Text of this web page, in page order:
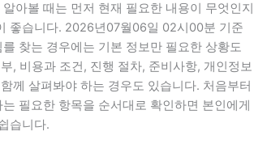
알아볼 때는 먼저 현재 필요한 내용이 무엇인지
좋습니다. 2026년07월06일 02시00분 기준
찾는 경우에는 기본 정보만 필요한 상황도
, 비용과 조건, 진행 절차, 준비사항, 개인정보
께 살펴봐야 하는 경우도 있습니다. 처음부터
필요한 항목을 순서대로 확인하면 본인에게
습니다.